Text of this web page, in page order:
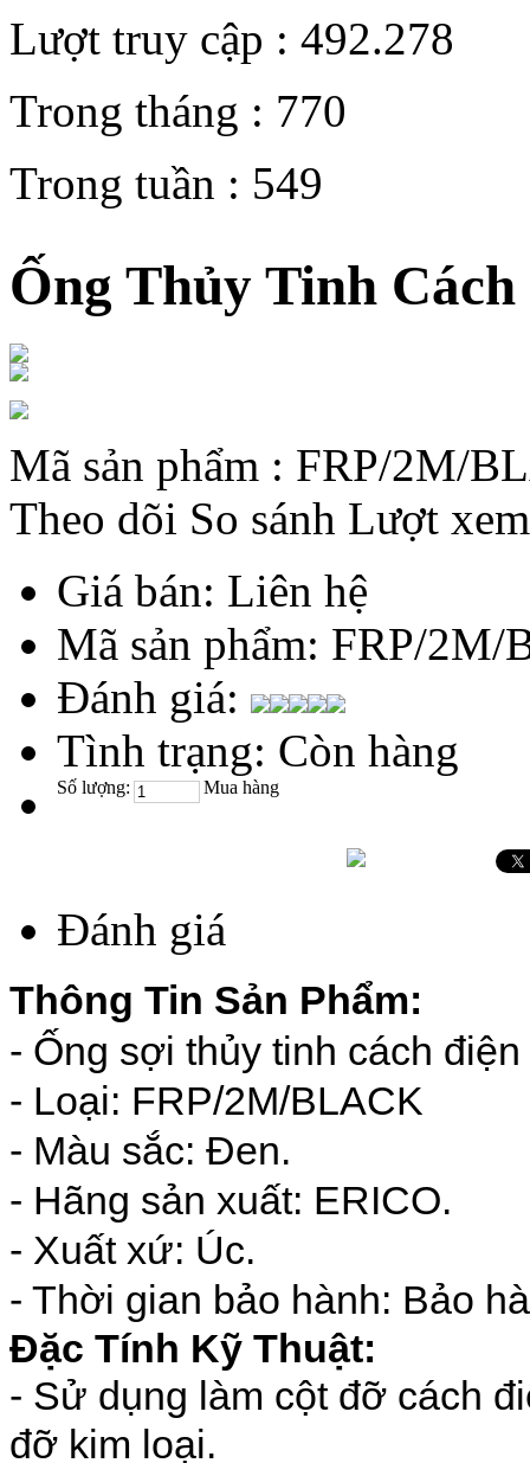
Lượt truy cập : 492.278
Trong tháng : 770
Trong tuần : 549
Ống Thủy Tinh
Mã sản phẩm : FRP/2M/
Theo dõi So sánh Lượt
Giá bán: Liên hệ
Mã sản phẩm: FRP/2M/
Đánh giá:
Tình trạng: Còn hàng
Số lượng: Mua hàng
Đánh giá
Thông Tin Sản Phẩm:
- Ống sợi thủy tinh cách
- Loại: FRP/2M/BLACK
- Màu sắc: Đen.
- Hãng sản xuất: ERICO.
- Xuất xứ: Úc.
- Thời gian bảo hành: Bảo
Đặc Tính Kỹ Thuật:
- Sử dụng làm cột đỡ cách
đỡ kim loại.